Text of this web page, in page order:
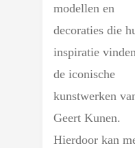
modellen en
decoraties die
inspiratie
de iconische
kunstwerken
Geert Kunen.
Hierdoor kan